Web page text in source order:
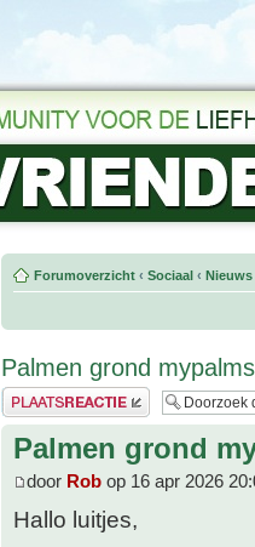
Forumoverzicht ‹ Sociaal ‹
Palmen grond
Plaats een reactie
Palmen grond
door Rob op 16 apr 2026
Hallo luitjes,